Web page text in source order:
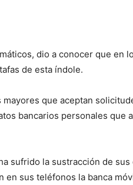
dio a conocer que en
de esta índole.
que aceptan
bancarios personales que
sufrido la sustracción de sus
sus teléfonos la banca